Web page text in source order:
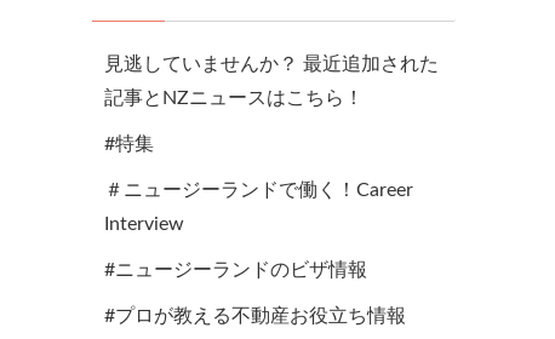
見逃していませんか？ 最近追加された
記事とNZニュースはこちら！
#特集
＃ニュージーランドで働く！Career
Interview
#ニュージーランドのビザ情報
#プロが教える不動産お役立ち情報